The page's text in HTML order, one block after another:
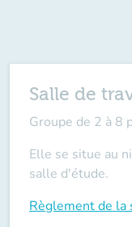
Salle de
Groupe de 2 à 8
Elle se situe au
salle d'étude.
Règlement de la